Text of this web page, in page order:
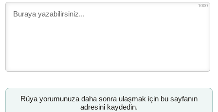
1000
Rüya yorumunuza daha sonra ulaşmak için bu sayfanın
adresini kaydedin.